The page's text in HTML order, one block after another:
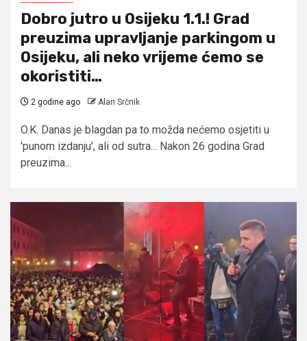
Dobro jutro u Osijeku 1.1.! Grad
preuzima upravljanje parkingom u
Osijeku, ali neko vrijeme ćemo se
okoristiti…
2 godine ago Alan Srčnik
O.K. Danas je blagdan pa to možda nećemo osjetiti u
'punom izdanju', ali od sutra... Nakon 26 godina Grad
preuzima...